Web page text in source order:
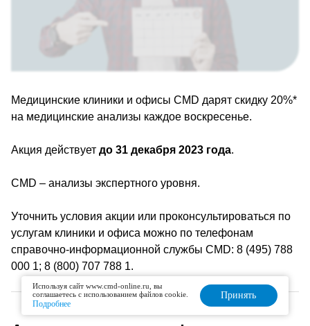
Медицинские клиники и офисы CMD дарят скидку 20%*
на медицинские анализы каждое воскресенье.
Акция действует до 31 декабря 2023 года.
CMD – анализы экспертного уровня.
Уточнить условия акции или проконсультироваться по
услугам клиники и офиса можно по телефонам
справочно-информационной службы CMD: 8 (495) 788
000 1; 8 (800) 707 788 1.
Используя сайт www.cmd-online.ru, вы
соглашаетесь с использованием файлов cookie.
Подробнее
Принять